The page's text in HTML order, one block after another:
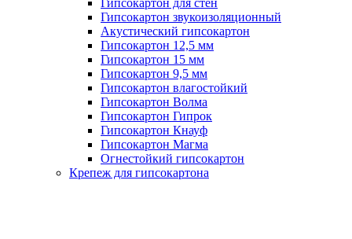
Гипсокартон для стен
Гипсокартон звукоизоляционный
Акустический гипсокартон
Гипсокартон 12,5 мм
Гипсокартон 15 мм
Гипсокартон 9,5 мм
Гипсокартон влагостойкий
Гипсокартон Волма
Гипсокартон Гипрок
Гипсокартон Кнауф
Гипсокартон Магма
Огнестойкий гипсокартон
Крепеж для гипсокартона